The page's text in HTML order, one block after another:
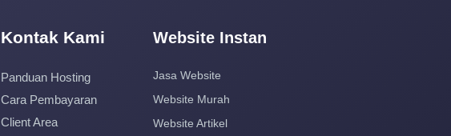
Kontak Kami
Panduan Hosting
Cara Pembayaran
Client Area
Website Instan
Jasa Website
Website Murah
Website Artikel